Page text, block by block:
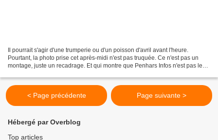
Il pourrait s'agir d'une trumperie ou d'un poisson d'avril avant l'heure.
Pourtant, la photo prise cet après-midi n'est pas truquée. Ce n'est pas un
montage, juste un recadrage. Et qui montre que Penhars Infos n'est pas le
< Page précédente Page suivante >
Hébergé par Overblog
Top articles